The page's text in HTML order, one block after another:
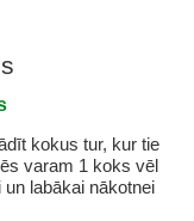
kokus tur, kur tie
varam 1 koks vēl
labākai nākotnei